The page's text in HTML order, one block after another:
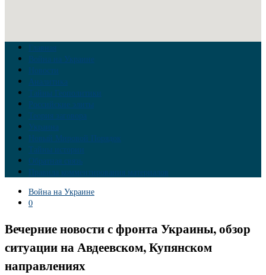
Главная
Война на Украине
Новости
Аналитика
Тайны Геополитики
Российские элиты
Теория заговора
Украина
Новый Мировой Порядок
Тайны истории
Обратная связь
Правила комментирования материалов
Война на Украине
0
Вечерние новости с фронта Украины, обзор
ситуации на Авдеевском, Купянском
направлениях